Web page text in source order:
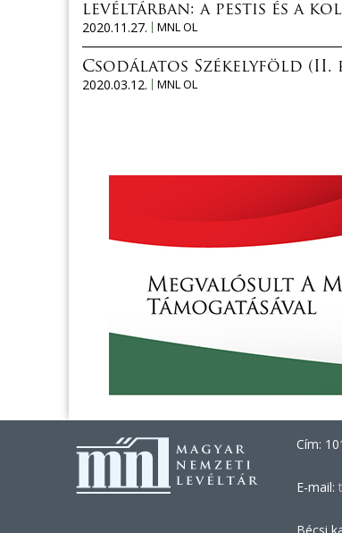
levéltárban: a pestis és a
2020.11.27.
MNL OL
Csodálatos Székelyföld (II.
2020.03.12.
MNL OL
Cím:
E-mail:
Bécsi